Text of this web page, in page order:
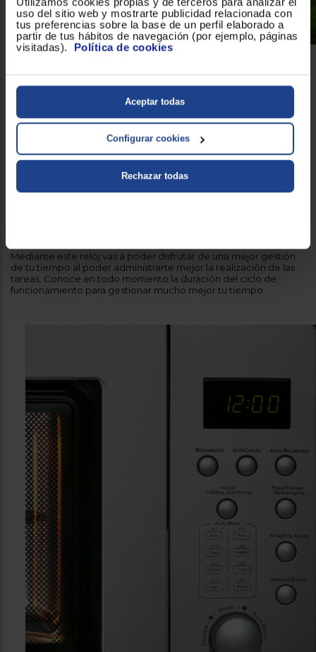
uso del sitio web y mostrarte publicidad relacionada con
tus preferencias sobre la base de un perfil elaborado a
partir de tus hábitos de navegación (por ejemplo, páginas
visitadas). Política de cookies
Aceptar todas
Configurar cookies
Rechazar todas
Total control desde la pantalla
Gracias al Display electrónico del Microondas Balay 3CG4172X2
se puede visualizar en tiempo real todo lo que
sucede durante su funcionamiento. Con tan solo mirar esta
pantalla podrás controlar todas las funciones seleccionadas
durante el proceso de este Microondas Balay. No habrá detalle
que se te escape sobre el funcionamiento o las funciones
escogidas.
Control total del tiempo
Mediante este reloj vas a poder disfrutar de una mejor gestión
de tu tiempo al poder administrarte mejor la realización de las
tareas. Conoce en todo momento la duración del ciclo de
funcionamiento para gestionar mucho mejor tu tiempo.